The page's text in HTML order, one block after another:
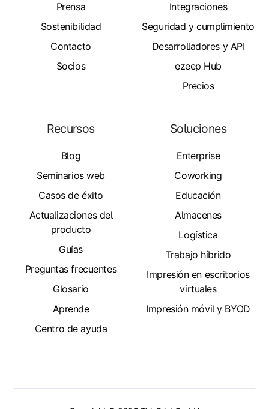
Prensa
Sostenibilidad
Contacto
Socios
Integraciones
Seguridad y cumplimiento
Desarrolladores y API
ezeep Hub
Precios
Recursos
Blog
Seminarios web
Casos de éxito
Actualizaciones del
producto
Guías
Preguntas frecuentes
Glosario
Aprende
Centro de ayuda
Soluciones
Enterprise
Coworking
Educación
Almacenes
Logística
Trabajo híbrido
Impresión en escritorios
virtuales
Impresión móvil y BYOD